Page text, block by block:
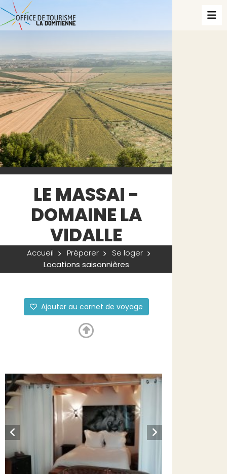
LE MASSAI -
DOMAINE LA
VIDALLE
Accueil Préparer
Se loger
Locations saisonnières
Ajouter au carnet de voyage